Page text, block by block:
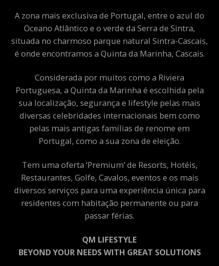
A zona mais exclusiva de Portugal, entre o azul do
Oceano Atlântico e o verde da Serra de Sintra,
situada no charmoso parque natural Sintra-Cascais,
é onde encontramos a Quinta da Marinha, Cascais.
Considerada por muitos como a Riviera
Portuguesa, a Quinta da Marinha é escolhida pela
sua localização, segurança e lifestyle pelas mais
diversas celebridades internacionais bem como
pelas mais antigas famílias de renome em
Portugal, como a sua zona de eleição.
Tem uma oferta ‘Premium’ de Resorts, Hotéis,
Restaurantes, Golfe, Cavalos, eventos e os mais
diversos serviços para uma experiência única para
residentes com habitação permanente ou para
passar férias.
QM LIFESTYLE
BEYOND YOUR NEEDS WITH GREAT SOLUTIONS